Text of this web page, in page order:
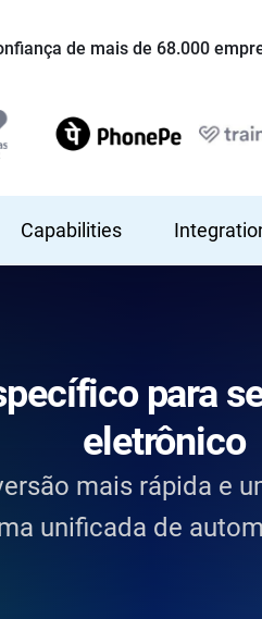
de mais de 68.000
Capabilities
para
eletrônico
mais rápida e
unificada de